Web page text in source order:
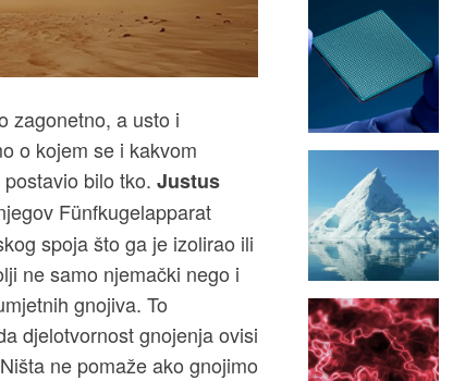
zagonetno, a usto i
o kojem se i kakvom
bilo tko. Justus
Fünfkugelapparat
spoja što ga je izolirao ili
ne samo njemački nego i
gnojiva. To
djelotvornost gnojenja ovisi
ne pomaže ako gnojimo